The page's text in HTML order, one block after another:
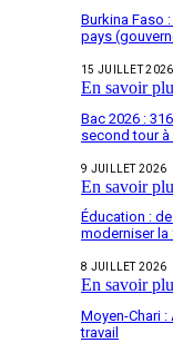
Burkina Faso
pays
15 JUILLET 2026
En savoir
Bac 2026 :
second tour à
9 JUILLET 2026
En savoir
Éducation :
moderniser
8 JUILLET 2026
En savoir
Moyen-Chari
travail